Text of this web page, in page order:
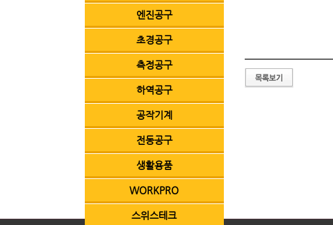
엔진공구
초경공구
측정공구
하역공구
공작기계
전동공구
생활용품
WORKPRO
스위스테크